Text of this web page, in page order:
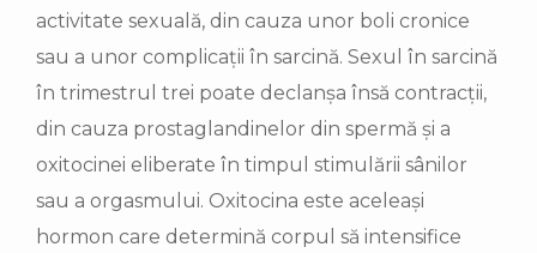
activitate sexuală, din cauza unor boli cronice
sau a unor complicații în sarcină. Sexul în sarcină
în trimestrul trei poate declanșa însă contracții,
din cauza prostaglandinelor din spermă și a
oxitocinei eliberate în timpul stimulării sânilor
sau a orgasmului. Oxitocina este aceleași
hormon care determină corpul să intensifice